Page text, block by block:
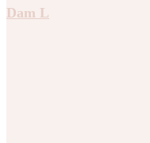
Dam L